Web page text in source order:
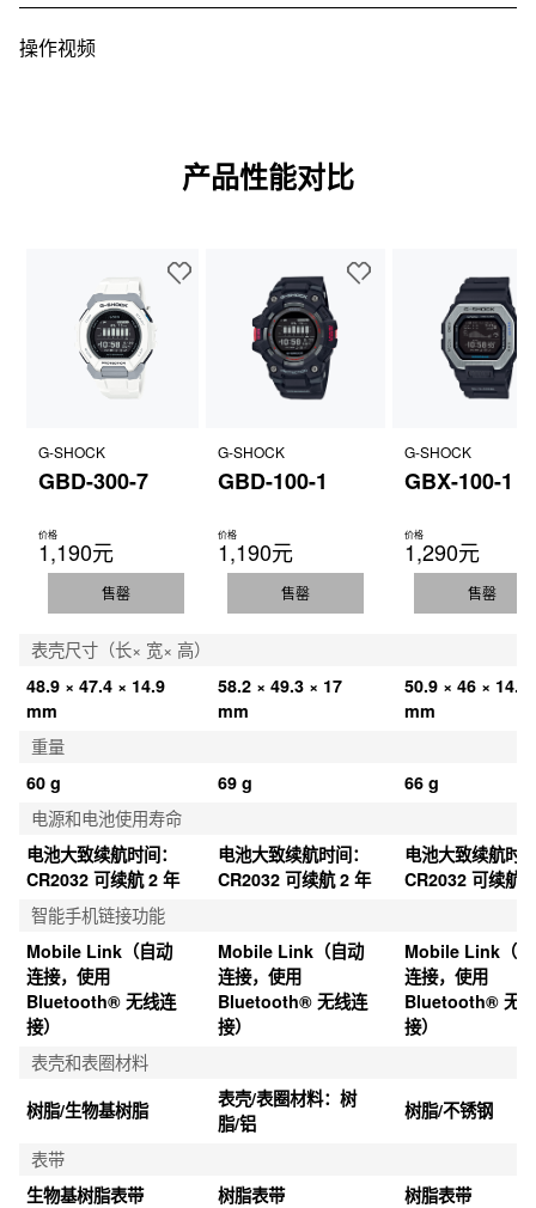
操作视频
产品性能对比
G-SHOCK
GBD-300-7
价格
1,190元
售罄
G-SHOCK
GBD-100-1
价格
1,190元
售罄
G-SHOCK
GBX-100-1
价格
1,290元
售罄
表壳尺寸（长× 宽× 高）
48.9 × 47.4 × 14.9
mm
58.2 × 49.3 × 17
mm
50.9 × 46 × 14.7
mm
重量
60 g
69 g
66 g
电源和电池使用寿命
电池大致续航时间：
CR2032 可续航 2 年
电池大致续航时间：
CR2032 可续航 2 年
电池大致续航时
CR2032 可续航
智能手机链接功能
Mobile Link（自动
连接，使用
Bluetooth® 无线连
接）
Mobile Link（自动
连接，使用
Bluetooth® 无线连
接）
Mobile Link（
连接，使用
Bluetooth® 无
接）
表壳和表圈材料
树脂/生物基树脂
表壳/表圈材料：树
脂/铝
树脂/不锈钢
表带
生物基树脂表带
树脂表带
树脂表带